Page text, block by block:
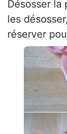
Désosser
les
réserver